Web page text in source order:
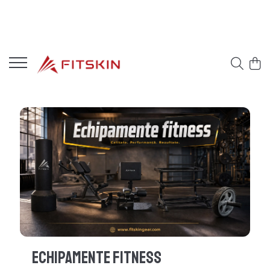
Echipamente Fitness